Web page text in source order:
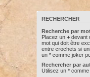
RECHERCHER
Recherche par
Placez un +devant
mot qui doit être
entre crochets si
un * comme joker
Rechercher par
Utilisez un *